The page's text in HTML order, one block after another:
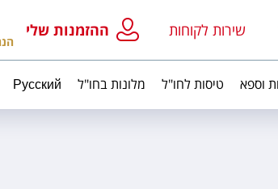
שירות לקוחות ההזמנות שלי
וספא טיסות לחו"ל מלונות בחו"ל Русский